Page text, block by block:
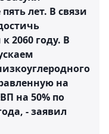
лет. В связи
2060 году. В
на
на 50% по
- заявил